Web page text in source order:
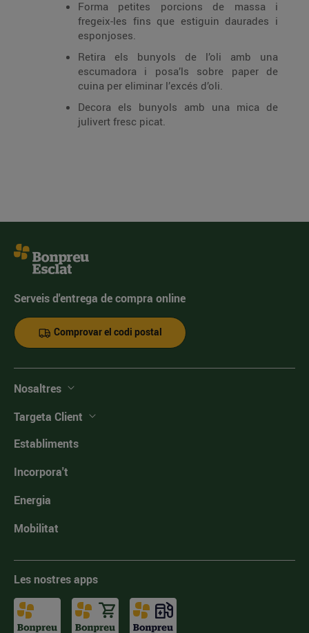
Forma petites porcions de massa i
fregeix-les fins que estiguin daurades i
esponjoses.
Retira els bunyols de l’oli amb una
escumadora i posa’ls sobre paper de
cuina per eliminar l’excés d’oli.
Decora els bunyols amb una mica de
julivert fresc picat.
Serveis d'entrega de compra online
Comprovar el codi postal
Nosaltres
Targeta Client
Establiments
Incorpora't
Energia
Mobilitat
Les nostres apps